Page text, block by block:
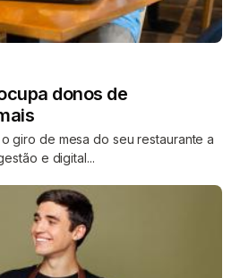
donos de
giro de mesa do seu restaurante a
e digital...